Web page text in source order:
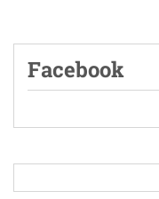
Facebook